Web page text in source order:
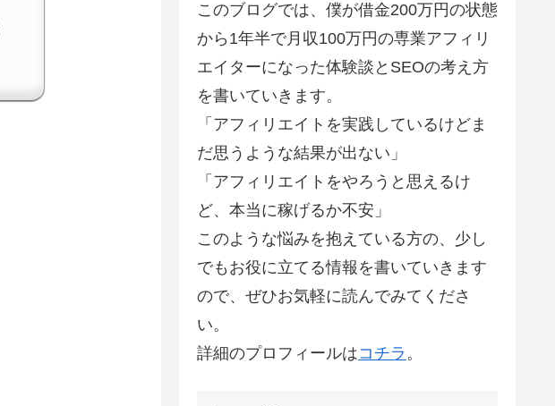
このブログでは、僕が借金200万円の状態
から1年半で月収100万円の専業アフィリ
エイターになった体験談とSEOの考え方
を書いていきます。
「アフィリエイトを実践しているけどま
だ思うような結果が出ない」
「アフィリエイトをやろうと思えるけ
ど、本当に稼げるか不安」
このような悩みを抱えている方の、少し
でもお役に立てる情報を書いていきます
ので、ぜひお気軽に読んでみてくださ
い。
詳細のプロフィールはコチラ 。